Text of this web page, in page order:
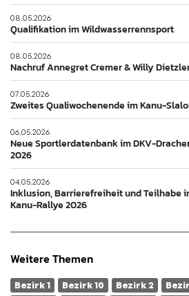
08.05.2026
Qualifikation im Wildwasserrennsport
08.05.2026
Nachruf Annegret Cremer & Willy
07.05.2026
Zweites Qualiwochenende im Kanu-
06.05.2026
Neue Sportlerdatenbank im DKV-
2026
04.05.2026
Inklusion, Barrierefreiheit und Teilhabe
Kanu-Rallye 2026
Weitere Themen
Bezirk 1 Bezirk 10 Bezirk 2